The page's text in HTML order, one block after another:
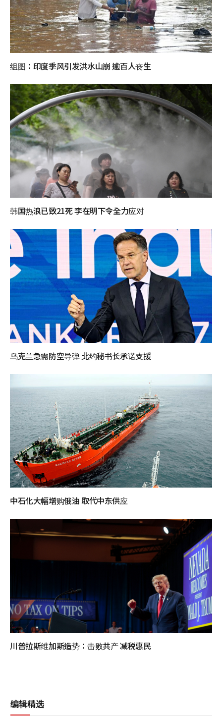
组图：印度季风引发洪水山崩 逾百人丧生
韩国热浪已致21死 李在明下令全力应对
乌克兰急需防空导弹 北约秘书长承诺支援
中石化大幅增购俄油 取代中东供应
川普拉斯维加斯造势：击败共产 减税惠民
编辑精选